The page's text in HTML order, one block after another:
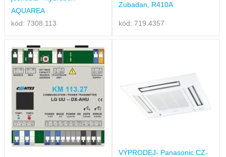
AQUAREA
kód: 7308.113
Zubadan, R410A
kód: 719.4357
VÝPRODEJ- Panasonic CZ-